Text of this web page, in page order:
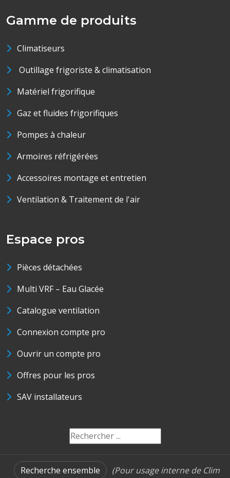
Gamme de produits
Climatiseurs
Outillage frigoriste & climatisation
Matériel frigorifique
Gaz et fluides frigorifiques
Pompes à chaleur
Armoires réfrigérées
Accessoires montage et entretien
Ventilation & Traitement de l'air
Espace pros
Pièces détachées
Multi VRF – Eau Glacée
Catalogue ventilation
Connexion compte pro
Ouvrir un compte pro
Offres pour les pros
SAV installateurs
Recherche ensemble (Pour usage interne de Clim